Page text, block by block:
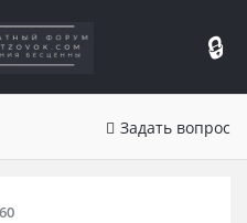
Задать вопрос